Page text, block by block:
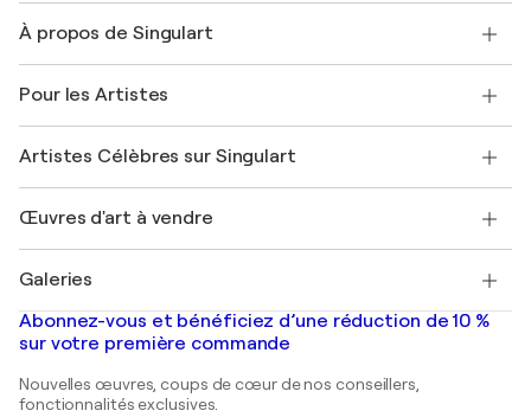
Expédition
Offrir une carte cadeau
Rejoignez notre programme commercial
Mon compte
+33 1 76 44 06 42
À propos de Singulart
FAQ
Magazine Singulart
Emplois
Découvrez une sélection d'art original
Pour les Artistes
Se connecter en tant qu'Artiste
Artistes Célèbres sur Singulart
Marc Chagall
Banksy
Mr. Brainwash
Shepard Fairey
Œuvres d'art à vendre
Tableaux abstraits à vendre
Peintures de paysage
Estampes
Peintures acryliques
Galeries
Galeries d'art en France
Galeries d'art en Belgique
Abonnez-vous et bénéficiez d’une réduction de 10 %
sur votre première commande
Nouvelles œuvres, coups de cœur de nos conseillers,
fonctionnalités exclusives.